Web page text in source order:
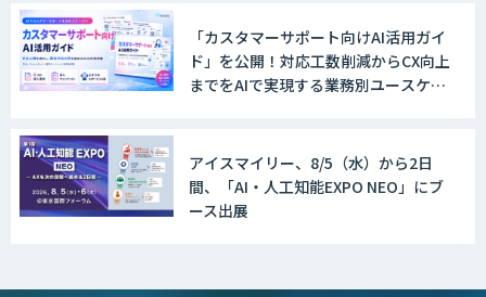
「カスタマーサポート向けAI活用ガイ
ド」を公開！対応工数削減からCX向上
までをAIで実現する業務別ユースケー
アイスマイリー、8/5（水）から2日
間、「AI・人工知能EXPO NEO」にブ
ース出展